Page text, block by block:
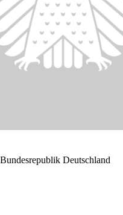
Deutschland